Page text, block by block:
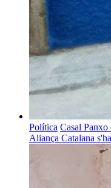
Política Casal Panxo
Aliança Catalana